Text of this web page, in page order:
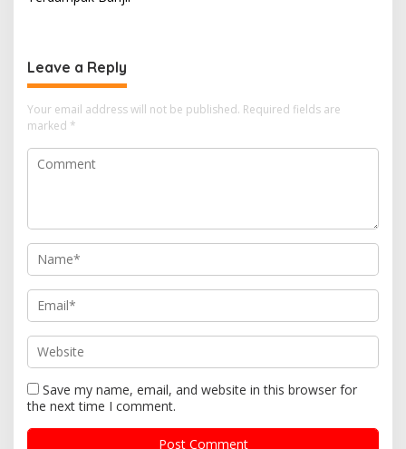
Leave a Reply
Your email address will not be published. Required fields are
marked *
Save my name, email, and website in this browser for
the next time I comment.